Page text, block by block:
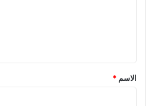
*
الاسم *